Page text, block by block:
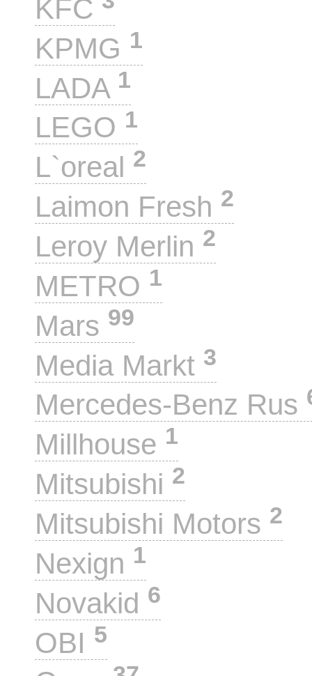
KFC
KPMG 1
LADA 1
LEGO 1
L`oreal 2
Laimon Fresh 2
Leroy Merlin 2
METRO 1
Mars 99
Media Markt 3
Mercedes-Benz Rus
Millhouse 1
Mitsubishi 2
Mitsubishi Motors 2
Nexign 1
Novakid 6
OBI 5